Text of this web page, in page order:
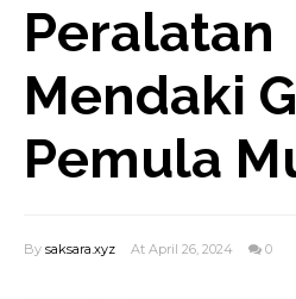
Peralatan
Mendaki
Pemula
By saksara.xyz At April 26, 2024 0